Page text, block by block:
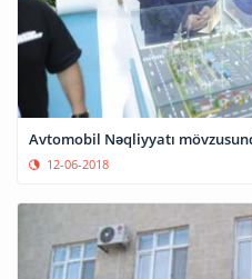
Avtomobil Nəqliyyatı
12-06-2018